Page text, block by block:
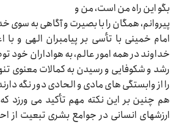
بگو این راه من است، من و
پیروانم، همگان را با بصیرت و آگاهی به سوی
امام خمینی با تأسی بر پیامبران الهی و
خداوند در همه امور عالم، به هواداران خود
رشد و شکوفایی و رسیدن به کمالات معنوی
را از وابستگی‌‌‌ های مادی و الحادی دور نگه
هم چنین بر این نکته مهم تأکید می‌‌‌ ورزد
ارزشهای انسانی در جوامع بشری تبعیت از